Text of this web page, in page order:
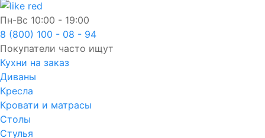
Пн-Вс 10:00 - 19:00
8 (800) 100 - 08 - 94
Покупатели часто ищут
Кухни на заказ
Диваны
Кресла
Кровати и матрасы
Столы
Стулья